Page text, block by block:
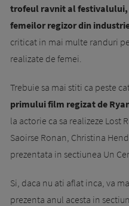
trofeul ravnit al festivalului,
femeilor regizor din
criticat in mai multe randuri
realizate de femei.
Trebuie sa mai stiti ca peste
primului film regizat de
la actorie ca sa realizeze Lost
Saoirse Ronan, Christina
prezentata in sectiunea Un
Si, daca nu ati aflat inca, va
prezenta anul acesta in